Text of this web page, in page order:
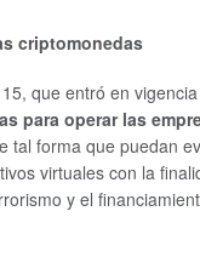
criptomonedas
que entró en
para operar las
tal forma que puedan
virtuales con la
y el